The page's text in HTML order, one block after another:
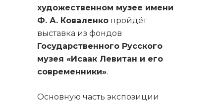
художественном музее имени
Ф. А. Коваленко пройдёт
выставка из фондов
Государственного Русского
музея «Исаак Левитан и его
современники».
Основную часть экспозиции